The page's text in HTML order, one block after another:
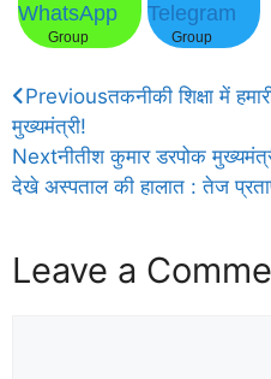
WhatsApp
Group
Telegram
Group
Previousतकनीकी शिक्षा में
मुख्यमंत्री!
Nextनीतीश कुमार डरपोक
देखे अस्पताल की हालात : तेज
Leave a